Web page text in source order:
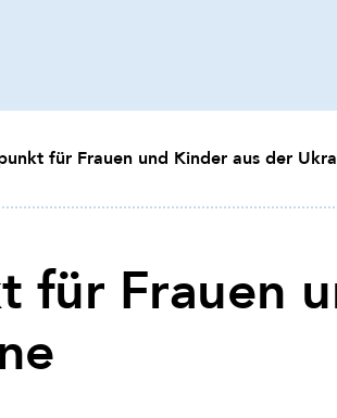
für Frauen und Kinder aus der
für Frauen